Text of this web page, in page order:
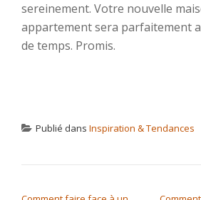
sereinement. Votre nouvelle
appartement sera parfaitement
de temps. Promis.
Publié dans Inspiration & Tendances